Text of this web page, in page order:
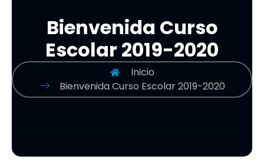
Bienvenida Curso
Escolar 2019-2020
Inicio
Bienvenida Curso Escolar 2019-2020